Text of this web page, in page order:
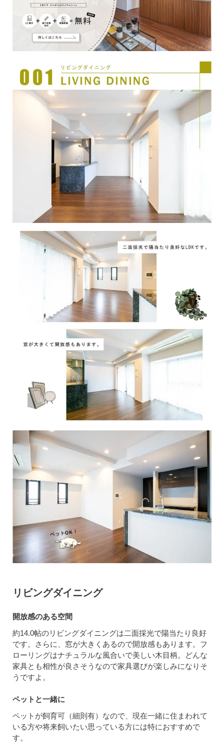
リビングダイニング
開放感のある空間
約14.0帖のリビングダイニングは二面採光で陽当たり良好
です。さらに、窓が大きくあるので開放感もあります。フ
ローリングはナチュラルな風合いで美しい木目柄。どんな
家具とも相性が良さそうなので家具選びが楽しみになりそ
うですよ。
ペットと一緒に
ペットが飼育可（細則有）なので、現在一緒に住まわれて
いる方や将来飼いたい思っている方には特におすすめで
す。